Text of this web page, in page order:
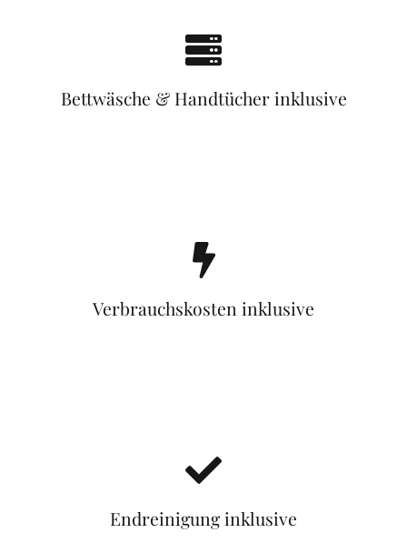
Bettwäsche & Handtücher inklusive
Verbrauchskosten inklusive
Endreinigung inklusive